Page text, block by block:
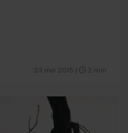
23 mei 2015 2 min